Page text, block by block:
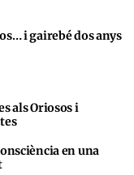
i gairebé dos anys
als Oriosos i
en una